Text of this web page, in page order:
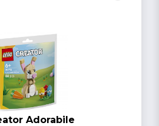
Adorabile